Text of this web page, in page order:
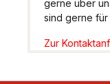
gerne über
sind gerne für
Zur